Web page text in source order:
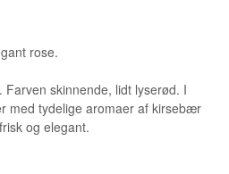
rose.
Farven skinnende, lidt lyserød. I
med tydelige aromaer af kirsebær
og elegant.